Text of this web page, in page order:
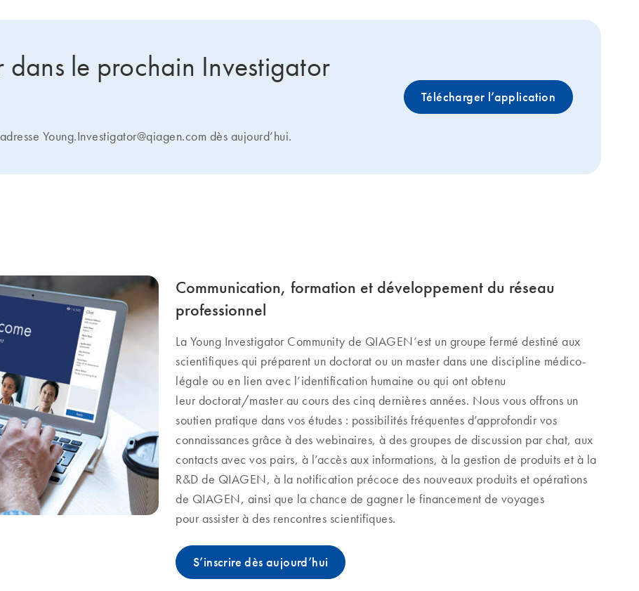
dans le prochain Investigator
Young.Investigator@qiagen.com dès aujourd’hui.
Télécharger l’application
Communication, formation et développement du réseau
professionnel
La Young Investigator Community de QIAGEN’est un groupe fermé destiné aux
scientifiques qui préparent un doctorat ou un master dans une discipline médico-
légale ou en lien avec l’identification humaine ou qui ont obtenu
leur doctorat/master au cours des cinq dernières années. Nous vous offrons un
soutien pratique dans vos études : possibilités fréquentes d’approfondir vos
connaissances grâce à des webinaires, à des groupes de discussion par chat, aux
contacts avec vos pairs, à l’accès aux informations, à la gestion de produits et à la
R&D de QIAGEN, à la notification précoce des nouveaux produits et opérations
de QIAGEN, ainsi que la chance de gagner le financement de voyages
pour assister à des rencontres scientifiques.
S’inscrire dès aujourd’hui